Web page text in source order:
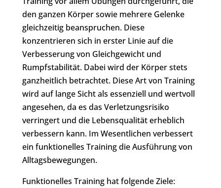
den ganzen Körper sowie mehrere Gelenke
gleichzeitig beanspruchen. Diese
konzentrieren sich in erster Linie auf die
Verbesserung von Gleichgewicht und
Rumpfstabilität. Dabei wird der Körper stets
ganzheitlich betrachtet. Diese Art von Training
wird auf lange Sicht als essenziell und wertvoll
angesehen, da es das Verletzungsrisiko
verringert und die Lebensqualität erheblich
verbessern kann. Im Wesentlichen verbessert
ein funktionelles Training die Ausführung von
Alltagsbewegungen.
Funktionelles Training hat folgende Ziele: